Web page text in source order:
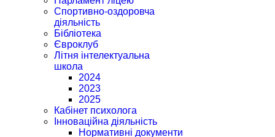
Спортивно-оздоровча
діяльність
Бібліотека
Євроклуб
Літня інтелектуальна
школа
2024
2023
2025
Кабінет психолога
Інноваційна діяльність
Нормативні документи